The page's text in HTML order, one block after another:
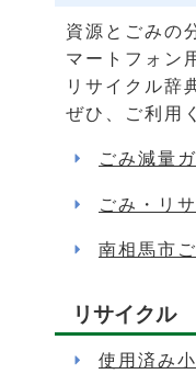
資源とごみの
マートフォン
リサイクル辞
ぜひ、ご利用
ごみ減量
ごみ・リ
南相馬市
リサイクル
使用済み